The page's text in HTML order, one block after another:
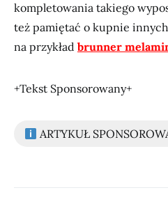
kompletowania takiego
też pamiętać o kupnie
na przykład brunner
+Tekst Sponsorowany+
ARTYKUŁ